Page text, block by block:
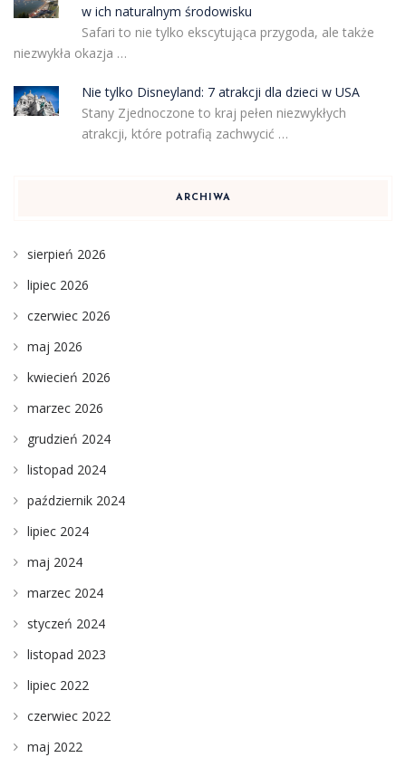
w ich naturalnym środowisku
Safari to nie tylko ekscytująca przygoda, ale także
niezwykła okazja …
Nie tylko Disneyland: 7 atrakcji dla dzieci w USA
Stany Zjednoczone to kraj pełen niezwykłych
atrakcji, które potrafią zachwycić …
ARCHIWA
sierpień 2026
lipiec 2026
czerwiec 2026
maj 2026
kwiecień 2026
marzec 2026
grudzień 2024
listopad 2024
październik 2024
lipiec 2024
maj 2024
marzec 2024
styczeń 2024
listopad 2023
lipiec 2022
czerwiec 2022
maj 2022